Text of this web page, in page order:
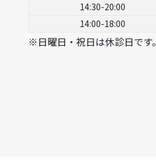
14:30-20:00
14:00-18:00
※日曜日・祝日は休診日です。